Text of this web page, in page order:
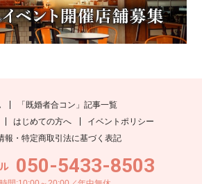
「既婚者合コン」記事一覧
はじめての方へ
イベントポリシー
報・特定商取引法に基づく表記
050-5433-8503